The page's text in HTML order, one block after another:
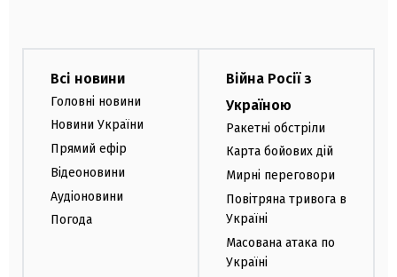
Всі новини
Головні новини
Новини України
Прямий ефір
Відеоновини
Аудіоновини
Погода
Війна Росії з
Україною
Ракетні обстріли
Карта бойових дій
Мирні переговори
Повітряна тривога в
Україні
Масована атака по
Україні